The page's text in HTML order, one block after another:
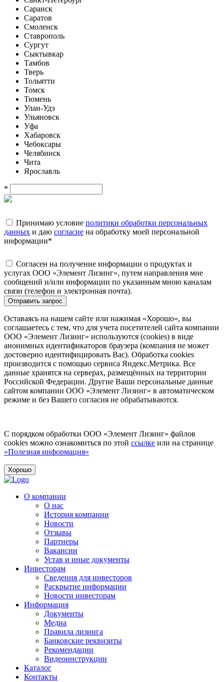
Саранск
Саратов
Смоленск
Ставрополь
Сургут
Сыктывкар
Тамбов
Тверь
Тольятти
Томск
Тюмень
Улан-Удэ
Ульяновск
Уфа
Хабаровск
Чебоксары
Челябинск
Чита
Ярославль
*
Принимаю условие политики обработки персональных
данных и даю согласие на обработку моей персональной
информации*
Согласен на получение информации о продуктах и
услугах ООО «Элемент Лизинг», путем направления мне
сообщений и/или информации по указанным мною каналам
связи (телефон и электронная почта).
Отправить запрос
Оставаясь на нашем сайте или нажимая «Хорошо», вы
соглашаетесь с тем, что для учета посетителей сайта компании
ООО «Элемент Лизинг» используются (cookies) в виде
анонимных идентификаторов браузера (компания не может
достоверно идентифицировать Вас). Обработка cookies
производится с помощью сервиса Яндекс.Метрика. Все
данные хранятся на серверах, размещённых на территории
Российской Федерации. Другие Ваши персональные данные
сайтом компании ООО «Элемент Лизинг» в автоматическом
режиме и без Вашего согласия не обрабатываются.
С порядком обработки ООО «Элемент Лизинг» файлов
cookies можно ознакомиться по этой ссылке или на странице
«Полезная информация»
Хорошо
О компании
О нас
История компании
Новости
Отзывы
Партнеры
Вакансии
Устав и иные документы
Инвесторам
Сведения для инвесторов
Раскрытие информации
Новости инвесторам
Информация
Документы
Медиа
Правила лизинга
Банковские реквизиты
Рекомендации
Видеоинструкции
Каталог
Контакты